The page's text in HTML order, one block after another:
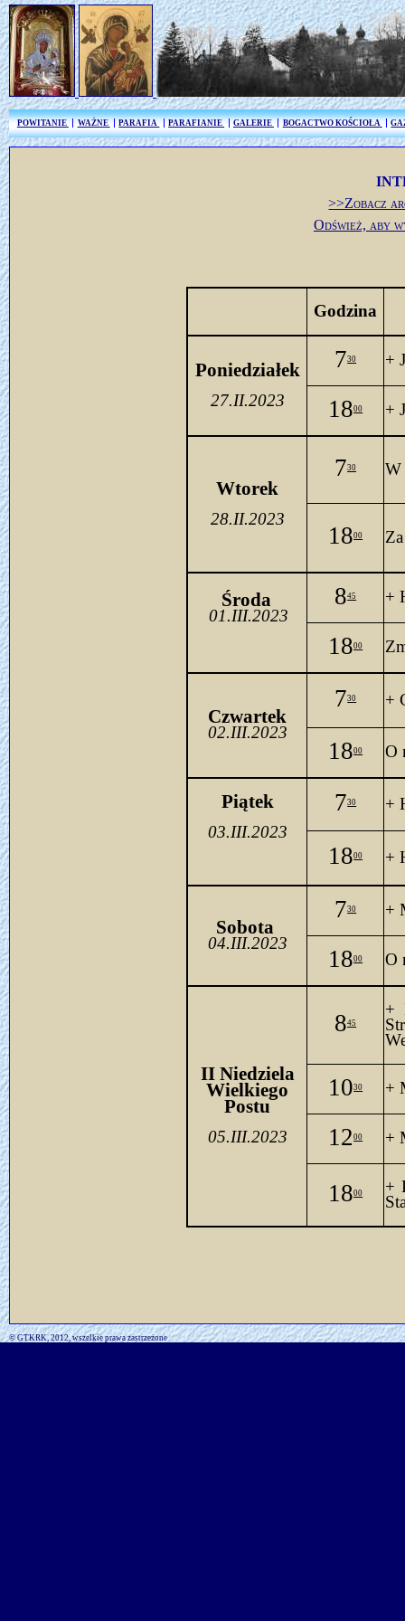
POWITANIE WAŻNE PARAFIA PARAFIANIE GALERIE BOGACTWO KOŚCIOŁA
>>Zobacz
Odśwież, aby
Godzina
Poniedziałek
27.II.2023
730 +
1800 +
Wtorek
28.II.2023
730 W
1800
Środa
01.III.2023
845 +
1800
Czwartek
02.III.2023
730 +
1800 O
Piątek
03.III.2023
730 +
1800 +
Sobota
04.III.2023
730 +
1800 O
II Niedziela
Wielkiego
Postu
05.III.2023
845
+
1030 +
1200 +
1800
+
© GTKRK, 2012, wszelkie prawa zastrzeżone